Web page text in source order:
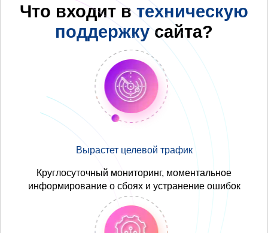
Что входит в техническую
поддержку сайта?
Вырастет целевой трафик
Круглосуточный мониторинг, моментальное
информирование о сбоях и устранение ошибок